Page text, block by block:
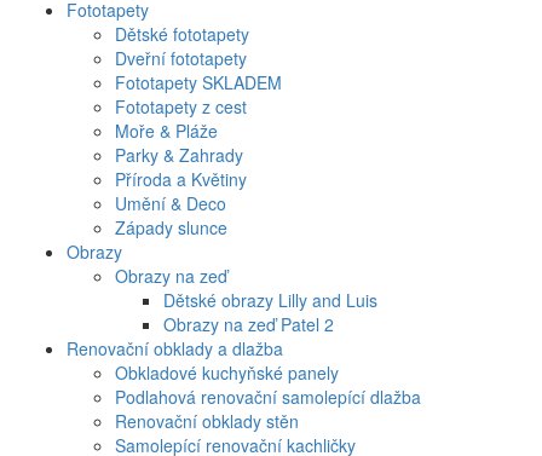
Fototapety
Dětské fototapety
Dveřní fototapety
Fototapety SKLADEM
Fototapety z cest
Moře & Pláže
Parky & Zahrady
Příroda a Květiny
Umění & Deco
Západy slunce
Obrazy
Obrazy na zeď
Dětské obrazy Lilly and Luis
Obrazy na zeď Patel 2
Renovační obklady a dlažba
Obkladové kuchyňské panely
Podlahová renovační samolepící dlažba
Renovační obklady stěn
Samolepící renovační kachličky